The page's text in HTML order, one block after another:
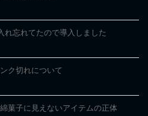
れ忘れてたので導入しました
ク切れについて
菓子に見えないアイテムの正体